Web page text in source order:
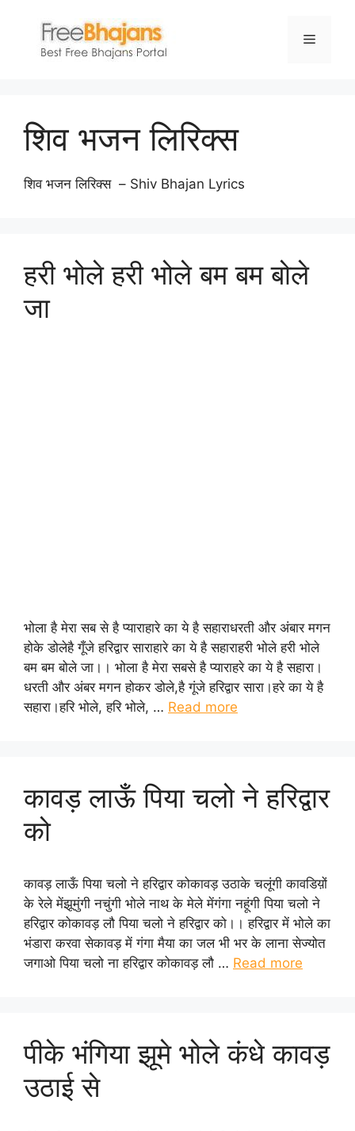
content
Menu
शिव भजन लिरिक्स
शिव भजन लिरिक्स – Shiv Bhajan Lyrics
हरी भोले हरी भोले बम बम बोले
जा
भोला है मेरा सब से है प्याराहारे का ये है सहाराधरती और अंबार मगन
होके डोलेहै गूँजे हरिद्वार साराहारे का ये है सहाराहरी भोले हरी भोले
बम बम बोले जा।। भोला है मेरा सबसे है प्याराहरे का ये है सहारा।
धरती और अंबर मगन होकर डोले,है गूंजे हरिद्वार सारा।हरे का ये है
सहारा।हरि भोले, हरि भोले, … Read more
कावड़ लाऊँ पिया चलो ने हरिद्वार
को
कावड़ लाऊँ पिया चलो ने हरिद्वार कोकावड़ उठाके चलूंगी कावडिय़ों
के रेले मेंझूमुंगी नचुंगी भोले नाथ के मेले मेंगंगा नहूंगी पिया चलो ने
हरिद्वार कोकावड़ लौ पिया चलो ने हरिद्वार को।। हरिद्वार में भोले का
भंडारा करवा सेकावड़ में गंगा मैया का जल भी भर के लाना सेज्योत
जगाओ पिया चलो ना हरिद्वार कोकावड़ लौ … Read more
पीके भंगिया झूमे भोले कंधे कावड़
उठाई से